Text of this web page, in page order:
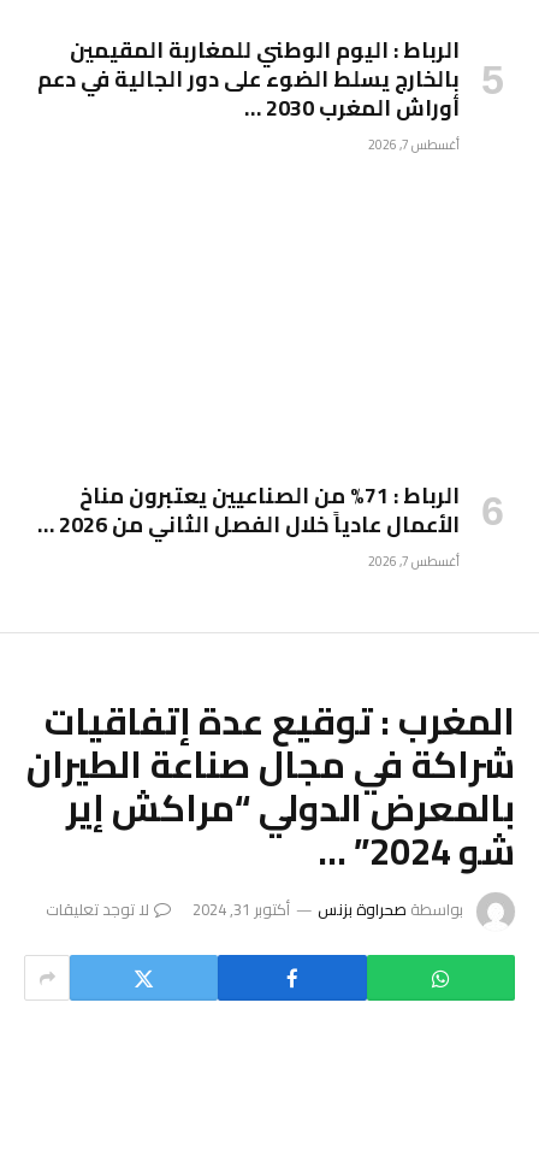
الرباط : اليوم الوطني للمغاربة المقيمين
بالخارج يسلط الضوء على دور الجالية في دعم
أوراش المغرب 2030 …
أغسطس 7, 2026
الرباط : 71% من الصناعيين يعتبرون مناخ
الأعمال عادياً خلال الفصل الثاني من 2026 …
أغسطس 7, 2026
المغرب : توقيع عدة إتفاقيات
شراكة في مجال صناعة الطيران
بالمعرض الدولي “مراكش إير
شو 2024” …
بواسطة صحراوة بزنس أكتوبر 31, 2024 لا توجد تعليقات